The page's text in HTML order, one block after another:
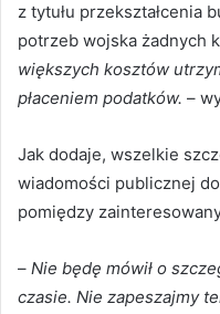
z tytułu przekształcenia
potrzeb wojska żadnych
większych kosztów
płaceniem podatków. –
Jak dodaje, wszelkie
wiadomości publicznej
pomiędzy
– Nie będę mówił o
czasie. Nie zapeszajmy